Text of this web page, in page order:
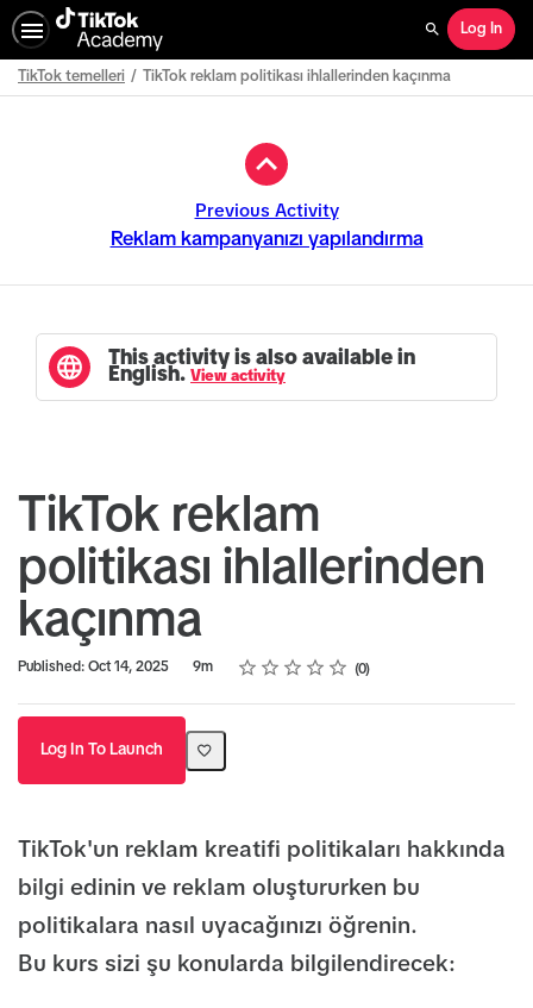
Search
Log In
TikTok temelleri TikTok reklam politikası ihlallerinden kaçınma
Previous Activity
Reklam kampanyanızı yapılandırma
This activity is also available in
English. View activity
TikTok reklam
politikası ihlallerinden
kaçınma
Published: Oct 14, 2025
Duration 9m Rating
1 star
2 stars
3 stars
4 stars
5 stars
Average rating: 0 0
No reviews
Log In To Launch
TikTok'un reklam kreatifi politikaları hakkında
bilgi edinin ve reklam oluştururken bu
politikalara nasıl uyacağınızı öğrenin.
Bu kurs sizi şu konularda bilgilendirecek: